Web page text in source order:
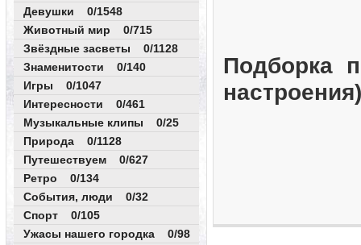
Девушки 0/1548
Животный мир 0/715
Звёздные засветы 0/1128
Знаменитости 0/140
Игры 0/1047
Интересности 0/461
Музыкальные клипы 0/25
Природа 0/1128
Путешествуем 0/627
Ретро 0/134
События, люди 0/32
Спорт 0/105
Ужасы нашего городка 0/98
Подборка